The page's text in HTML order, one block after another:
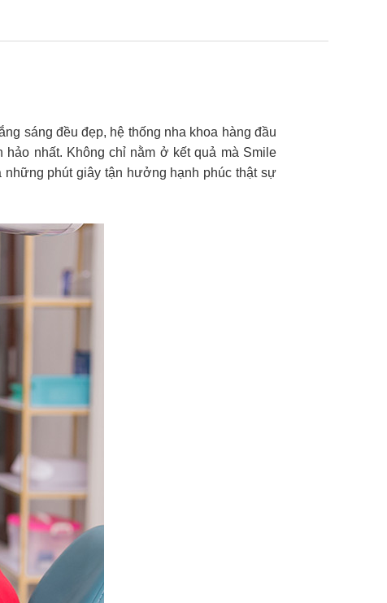
sáng đều đẹp, hệ thống nha khoa hàng đầu
nhất. Không chỉ nằm ở kết quả mà Smile
phút giây tận hưởng hạnh phúc thật sự